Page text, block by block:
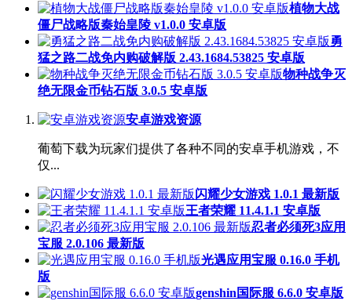
植物大战
僵尸战略版秦始皇陵 v1.0.0 安卓版
勇
猛之路二战免内购破解版 2.43.1684.53825 安卓版
物种战争灭
绝无限金币钻石版 3.0.5 安卓版
安卓游戏资源
葡萄下载为玩家们提供了各种不同的安卓手机游戏，不
仅...
闪耀少女游戏 1.0.1 最新版
王者荣耀 11.4.1.1 安卓版
忍者必须死3应用
宝服 2.0.106 最新版
光遇应用宝服 0.16.0 手机
版
genshin国际服 6.6.0 安卓版